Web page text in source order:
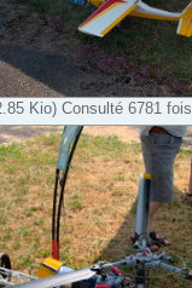
Kio) Consulté 6781 fois